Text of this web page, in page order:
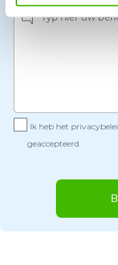
Ik heb het
geaccepteerd.